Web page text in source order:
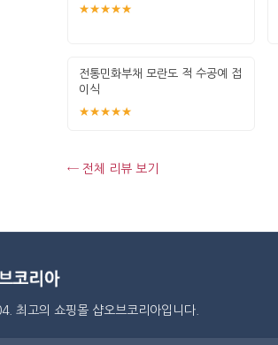
★★★★★
전통민화부채 모란도 적 수공예 접
이식
★★★★★
← 전체 리뷰 보기
최고의 쇼핑몰 샵오브코리아입니다.